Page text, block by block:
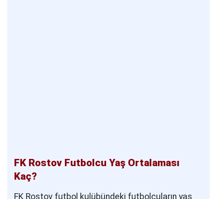
FK Rostov Futbolcu Yaş Ortalaması
Kaç?
FK Rostov futbol kulübündeki futbolcuların yaş